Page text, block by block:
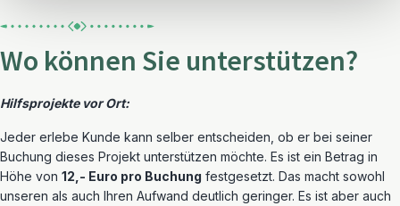
Wo können Sie unterstützen?
Hilfsprojekte vor Ort:
Jeder erlebe Kunde kann selber entscheiden, ob er bei seiner
Buchung dieses Projekt unterstützen möchte. Es ist ein Betrag in
Höhe von 12,- Euro pro Buchung festgesetzt. Das macht sowohl
unseren als auch Ihren Aufwand deutlich geringer. Es ist aber auch